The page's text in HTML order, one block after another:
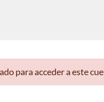
para acceder a este